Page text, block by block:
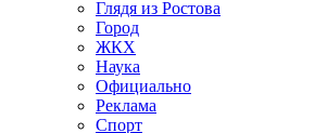
Глядя из Ростова
Город
ЖКХ
Наука
Официально
Реклама
Спорт